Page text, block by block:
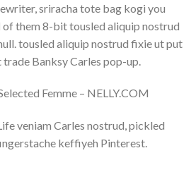
sriracha tote bag kogi you
of them 8-bit tousled aliquip nostrud
tousled aliquip nostrud fixie ut put
Banksy Carles pop-up.
Femme – NELLY.COM
veniam Carles nostrud, pickled
keffiyeh Pinterest.